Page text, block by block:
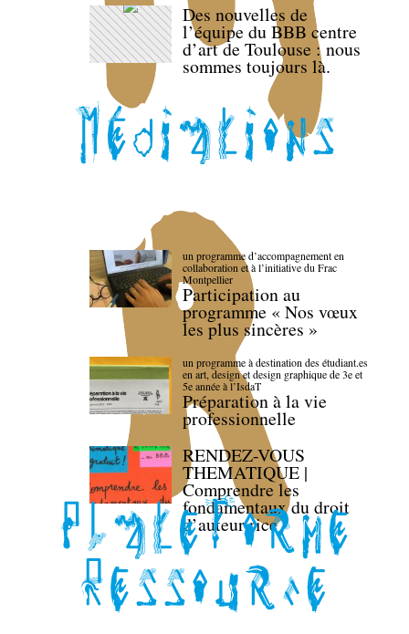
Des nouvelles de
l’équipe du BBB centre
d’art de Toulouse : nous
sommes toujours là.
un programme d’accompagnement en
collaboration et à l’initiative du Frac
Montpellier
Participation au
programme « Nos vœux
les plus sincères »
un programme à destination des étudiant.es
en art, design et design graphique de 3e et
5e année à l’IsdaT
Préparation à la vie
professionnelle
RENDEZ-VOUS
THEMATIQUE |
Comprendre les
fondamentaux du droit
d’auteur·rice